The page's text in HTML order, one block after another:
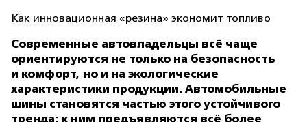
Как инновационная «резина» экономит топливо
Современные автовладельцы всё чаще
ориентируются не только на безопасность
и комфорт, но и на экологические
характеристики продукции. Автомобильные
шины становятся частью этого устойчивого
тренда: к ним предъявляются всё более